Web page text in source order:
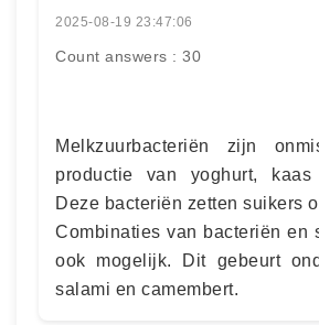
2025-08-19 23:47:06
Count answers : 30
Melkzuurbacteriën zijn
productie van yoghurt,
Deze bacteriën zetten suikers
Combinaties van bacteriën en
ook mogelijk. Dit gebeurt
salami en camembert.